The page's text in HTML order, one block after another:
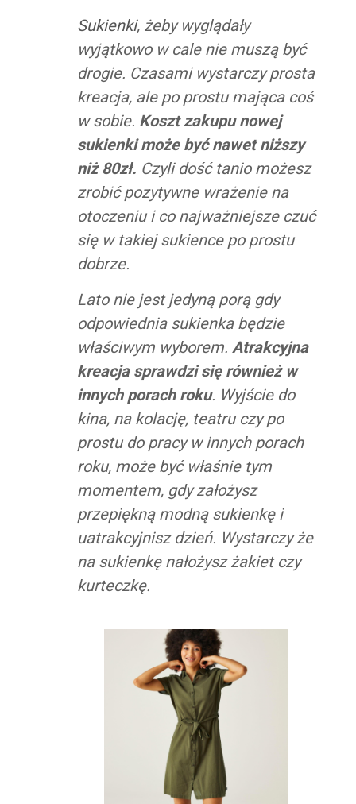
Sukienki, żeby wyglądały
wyjątkowo w cale nie muszą być
drogie. Czasami wystarczy prosta
kreacja, ale po prostu mająca coś
w sobie. Koszt zakupu nowej
sukienki może być nawet niższy
niż 80zł. Czyli dość tanio możesz
zrobić pozytywne wrażenie na
otoczeniu i co najważniejsze czuć
się w takiej sukience po prostu
dobrze.
Lato nie jest jedyną porą gdy
odpowiednia sukienka będzie
właściwym wyborem. Atrakcyjna
kreacja sprawdzi się również w
innych porach roku. Wyjście do
kina, na kolację, teatru czy po
prostu do pracy w innych porach
roku, może być właśnie tym
momentem, gdy założysz
przepiękną modną sukienkę i
uatrakcyjnisz dzień. Wystarczy że
na sukienkę nałożysz żakiet czy
kurteczkę.